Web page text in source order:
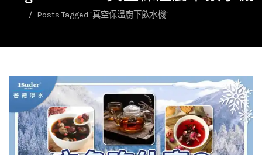
Posts Tagged "真空保溫廚下飲水機"